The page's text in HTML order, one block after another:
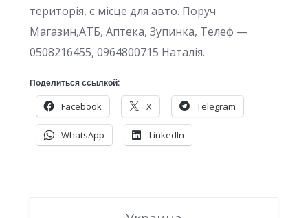
територiя, є мiсце для авто. Поруч
Магазин,АТБ, Аптека, Зупинка, Телеф —
0508216455, 0964800715 Наталія.
Поделиться ссылкой:
Facebook X Telegram
WhatsApp LinkedIn